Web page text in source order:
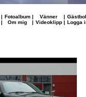
| Fotoalbum | Vänner |
| Om mig | Videoklipp | Logga